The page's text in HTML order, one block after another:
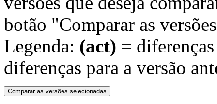
botão "Comparar as
Legenda: (act) =
diferenças para a versão